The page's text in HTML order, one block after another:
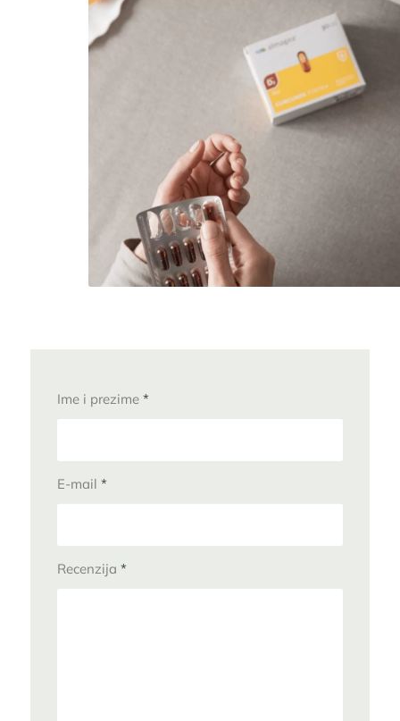
Ime i prezime *
E-mail *
Recenzija *